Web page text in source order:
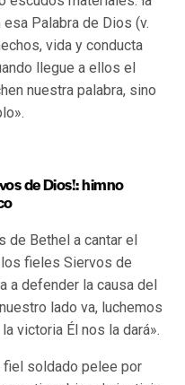
Palabra de Dios (v.
vida y conducta
llegue a ellos el
nuestra palabra, sino
de Dios!: himno
de Bethel a cantar el
fieles Siervos de
a defender la causa del
lado va, luchemos
victoria Él nos la dará».
fiel soldado pelee por